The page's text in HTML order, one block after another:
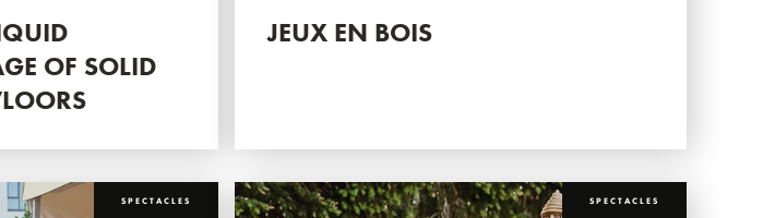
OF SOLID
JEUX EN BOIS
SPECTACLES SPECTACLES